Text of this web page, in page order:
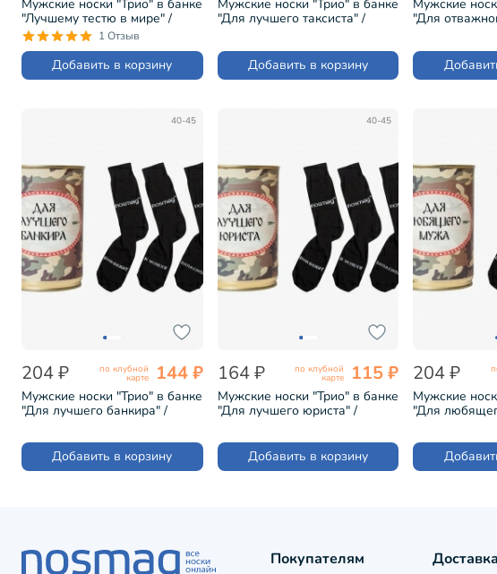
Мужские носки "Трио" в банке
"Лучшему тестю в мире" /
черные (1БАН_7я)
1 Отзыв
Добавить в корзину
Мужские носки "Трио" в банке
"Для лучшего таксиста" /
Добавить в корзину
Мужские
"Для
40-45
204 ₽ по клубной
карте 144 ₽
Мужские носки "Трио" в банке
"Для лучшего банкира" /
Добавить в корзину
40-45
164 ₽ по клубной
карте 115 ₽
Мужские носки "Трио" в банке
"Для лучшего юриста" /
Добавить в корзину
204 ₽
Мужские
"Для
Покупателям Доставка